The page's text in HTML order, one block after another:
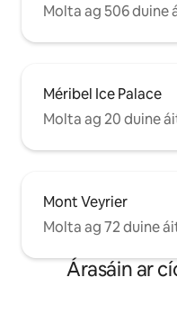
Molta ag 506 duine
Méribel Ice Palace
Molta ag 20 duine
Mont Veyrier
Molta ag 72 duine
Árasáin ar